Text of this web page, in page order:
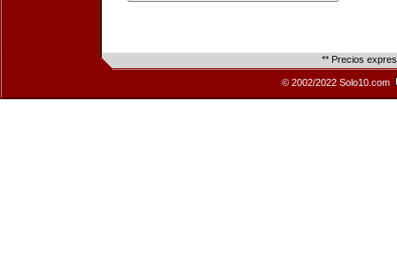
** Precios
© 2002/2022 Solo10.com